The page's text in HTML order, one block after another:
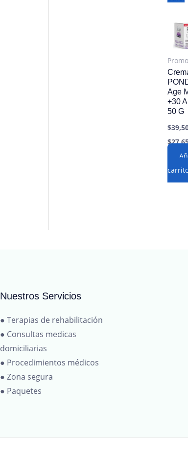
Age
+30
50 G
$
price
was:
$
Nuestros Servicios
● Terapias de rehabilitación
● Consultas medicas
domiciliarias
● Procedimientos médicos
● Zona segura
● Paquetes